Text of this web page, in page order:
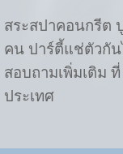
สระสปาคอนกรีต
คน ปาร์ตี้แช่ตัวกัน
สอบถามเพิ่มเติม
ประเทศ